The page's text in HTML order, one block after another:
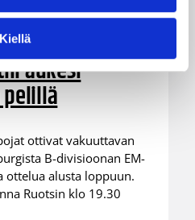
Kiellä pojat
– EM-
aukesi
ottivat vakuuttavan
B-divisioonan EM-
ottelua alusta loppuun.
Ruotsin klo 19.30